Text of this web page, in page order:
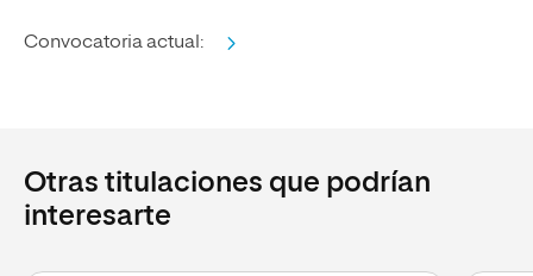
Convocatoria actual:
Otras titulaciones que podrían
interesarte